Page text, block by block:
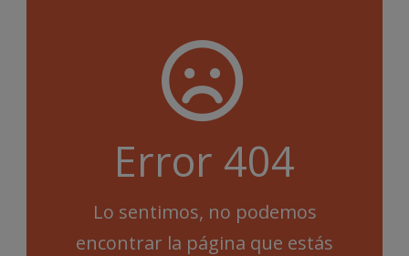
Error 404
Lo sentimos, no podemos
encontrar la página que estás